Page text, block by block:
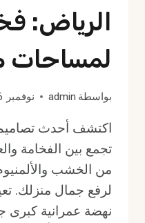
الرياض:
لمساحات
بواسطة admin نوفمبر 16, 2025
اكتشف أحدث
تجمع بين الفخامة
من الخشب
لرفع جمال منزلك.
نهضة عمرانية كبرى